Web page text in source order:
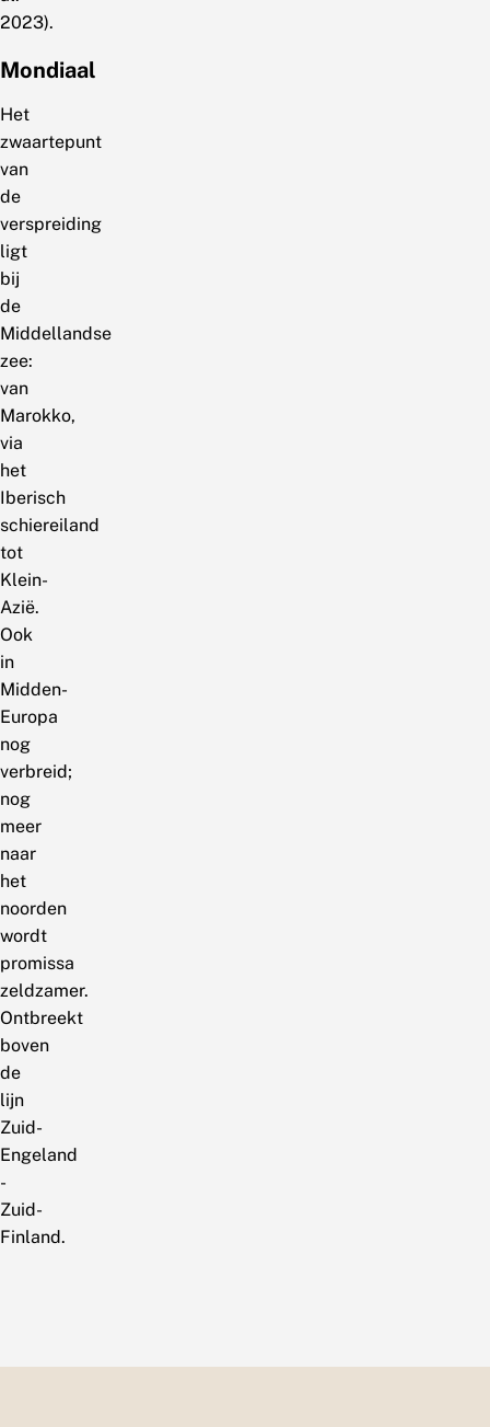
2023).
Mondiaal
Het
zwaartepunt
van
de
verspreiding
ligt
bij
de
Middellandse
zee:
van
Marokko,
via
het
Iberisch
schiereiland
tot
Klein-
Azië.
Ook
in
Midden-
Europa
nog
verbreid;
nog
meer
naar
het
noorden
wordt
promissa
zeldzamer.
Ontbreekt
boven
de
lijn
Zuid-
Engeland
-
Zuid-
Finland.